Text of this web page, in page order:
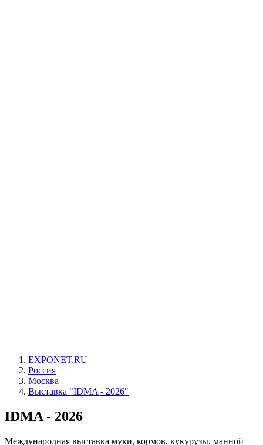
EXPONET.RU
Россия
Москва
Выставка "IDMA - 2026"
IDMA - 2026
Международная выставка муки, кормов, кукурузы, манной